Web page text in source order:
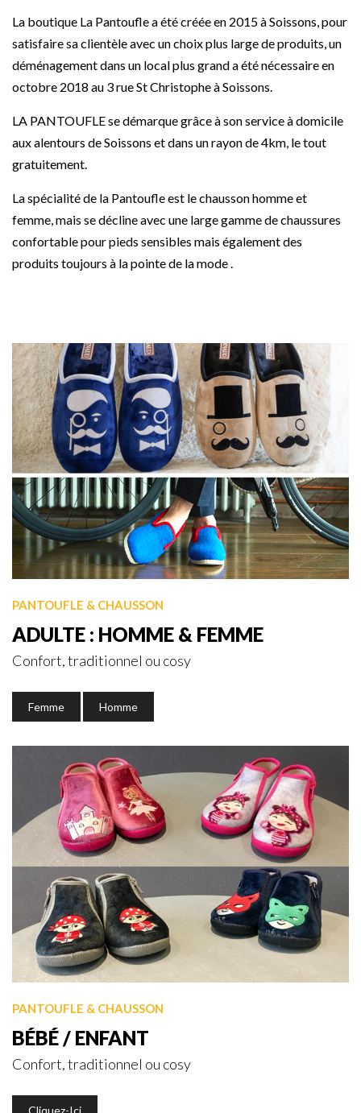
La boutique La Pantoufle a été créée en 2015 à Soissons, pour
satisfaire sa clientèle avec un choix plus large de produits, un
déménagement dans un local plus grand a été nécessaire en
octobre 2018 au 3 rue St Christophe à Soissons.
LA PANTOUFLE se démarque grâce à son service à domicile
aux alentours de Soissons et dans un rayon de 4km, le tout
gratuitement.
La spécialité de la Pantoufle est le chausson homme et
femme, mais se décline avec une large gamme de chaussures
confortable pour pieds sensibles mais également des
produits toujours à la pointe de la mode .
PANTOUFLE & CHAUSSON
ADULTE : HOMME & FEMME
Confort, traditionnel ou cosy
Femme Homme
PANTOUFLE & CHAUSSON
BÉBÉ / ENFANT
Confort, traditionnel ou cosy